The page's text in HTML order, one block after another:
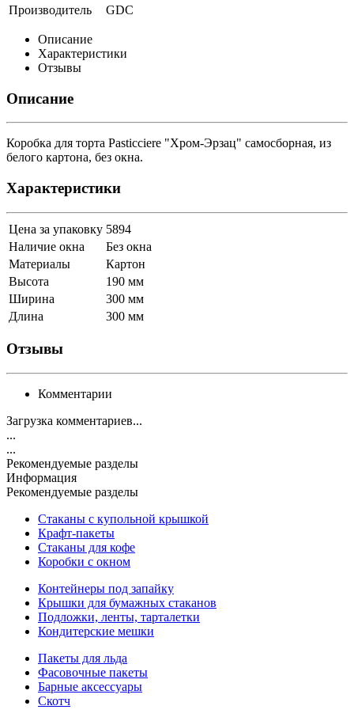
Производитель
GDC
Описание
Характеристики
Отзывы
Описание
Коробка для торта Pasticciere "Хром-Эрзац" самосборная, из
белого картона, без окна.
Характеристики
Цена за упаковку 5894
Наличие окна
Без окна
Материалы
Картон
Высота
190 мм
Ширина
300 мм
Длина
300 мм
Отзывы
Комментарии
Загрузка комментариев...
...
...
Рекомендуемые разделы
Информация
Рекомендуемые разделы
Стаканы с купольной крышкой
Крафт-пакеты
Стаканы для кофе
Коробки с окном
Контейнеры под запайку
Крышки для бумажных стаканов
Подложки, ленты, тарталетки
Кондитерские мешки
Пакеты для льда
Фасовочные пакеты
Барные аксессуары
Скотч